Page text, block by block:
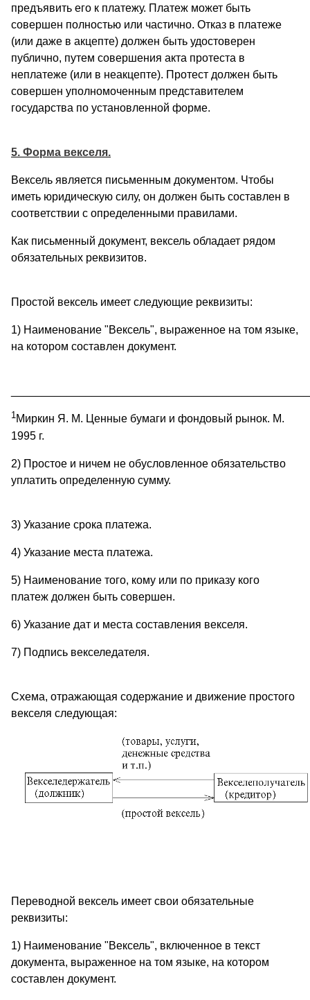
предъявить его к платежу. Платеж может быть
совершен полностью или частично. Отказ в платеже
(или даже в акцепте) должен быть удостоверен
публично, путем совершения акта протеста в
неплатеже (или в неакцепте). Протест должен быть
совершен уполномоченным представителем
государства по установленной форме.
5. Форма векселя.
Вексель является письменным документом. Чтобы
иметь юридическую силу, он должен быть составлен в
соответствии с определенными правилами.
Как письменный документ, вексель обладает рядом
обязательных реквизитов.
Простой вексель имеет следующие реквизиты:
1) Наименование "Вексель", выраженное на том языке,
на котором составлен документ.
1 Миркин Я. М. Ценные бумаги и фондовый рынок. М.
1995 г.
2) Простое и ничем не обусловленное обязательство
уплатить определенную сумму.
3) Указание срока платежа.
4) Указание места платежа.
5) Наименование того, кому или по приказу кого
платеж должен быть совершен.
6) Указание дат и места составления векселя.
7) Подпись векселедателя.
Схема, отражающая содержание и движение простого
векселя следующая:
Переводной вексель имеет свои обязательные
реквизиты:
1) Наименование "Вексель", включенное в текст
документа, выраженное на том языке, на котором
составлен документ.